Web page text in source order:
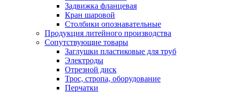
Задвижка фланцевая
Кран шаровой
Столбики опознавательные
Продукция литейного производства
Сопутствующие товары
Заглушки пластиковые для труб
Электроды
Отрезной диск
Трос, стропа, оборудование
Перчатки